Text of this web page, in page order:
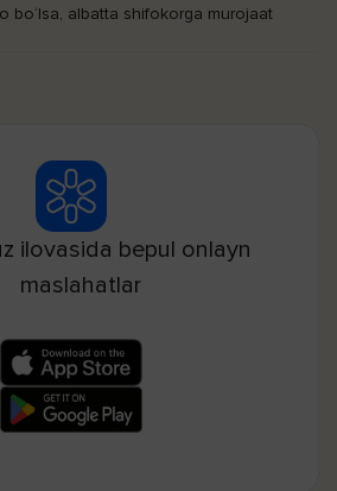
bo‘lsa, albatta shifokorga murojaat
ilovasida bepul onlayn
maslahatlar